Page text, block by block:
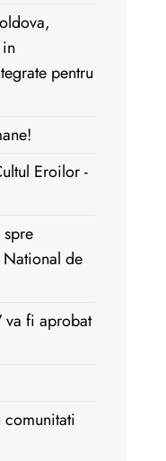
pentru
Eroilor -
de
va fi aprobat
comunitati